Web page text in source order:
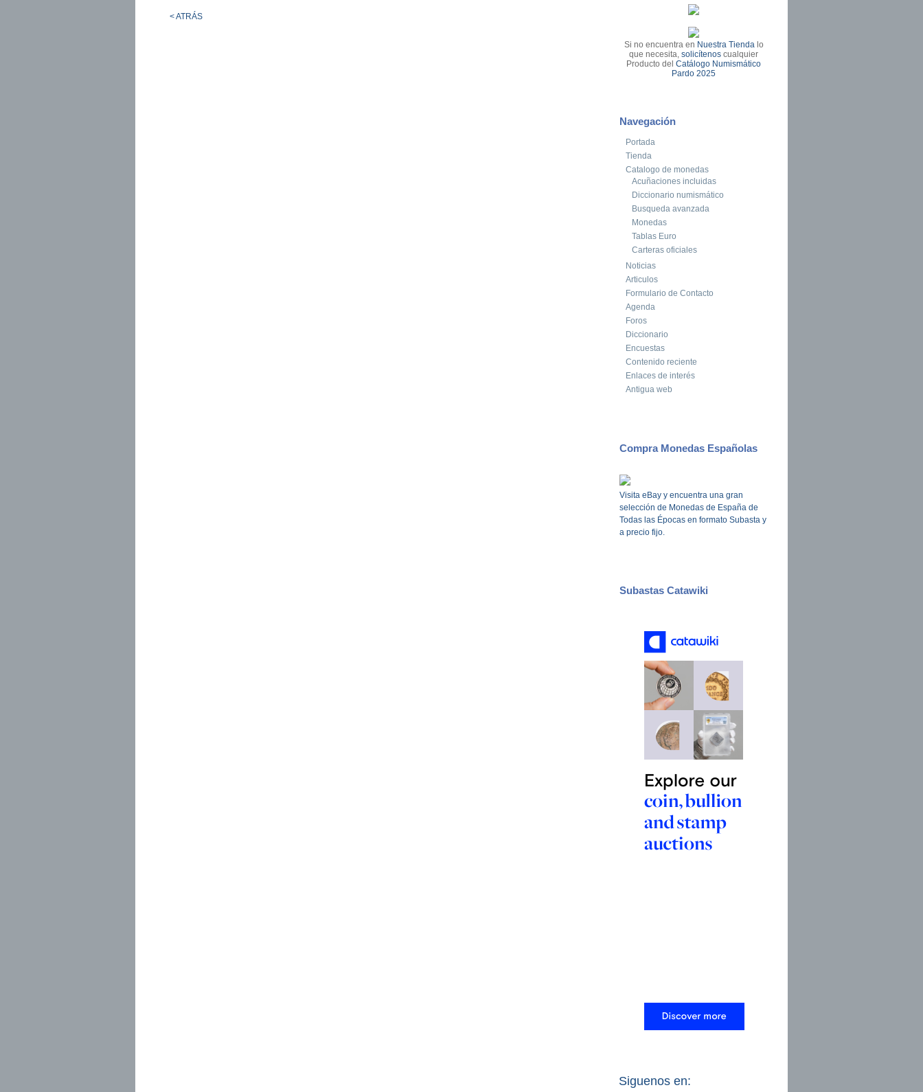
< ATRÁS
Si no encuentra en Nuestra Tienda lo
que necesita,solicítenos cualquier
Producto delCatálogo Numismático
Pardo 2025
Navegación
Portada
Tienda
Catalogo de monedas
Acuñaciones incluidas
Diccionario numismático
Busqueda avanzada
Monedas
Tablas Euro
Carteras oficiales
Noticias
Articulos
Formulario de Contacto
Agenda
Foros
Diccionario
Encuestas
Contenido reciente
Enlaces de interés
Antigua web
Compra Monedas Españolas
Visita eBay y encuentra una gran
selección de Monedas de España de
Todas las Épocas en formato Subasta y
a precio fijo.
Subastas Catawiki
Siguenos en: